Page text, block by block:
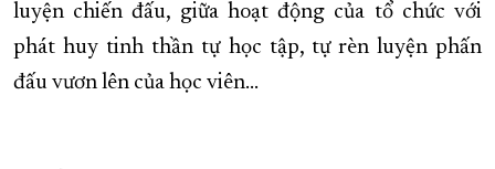
luyện chiến đấu, giữa hoạt động của tổ chức với
phát huy tinh thần tự học tập, tự rèn luyện phấn
đấu vươn lên của học viên...